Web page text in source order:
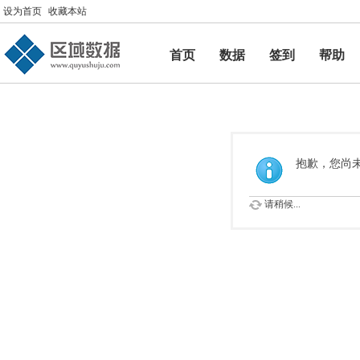
设为首页 收藏本站
首页 数据 签到
帮助
帮助
抱歉，您尚
请稍候...